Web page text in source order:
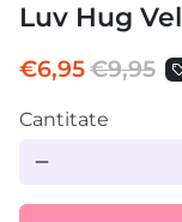
Luv Hug
€6,95€9,95
Cantitate
remove